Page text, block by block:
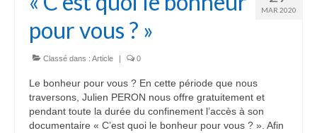
MAR 2020
pour vous ? »
Classé dans : Article | 0
Le bonheur pour vous ? En cette période que nous
traversons, Julien PERON nous offre gratuitement et
pendant toute la durée du confinement l’accès à son
documentaire « C’est quoi le bonheur pour vous ? ». Afin